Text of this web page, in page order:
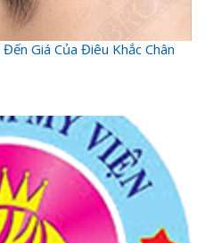
Giá Của Điêu Khắc Chân